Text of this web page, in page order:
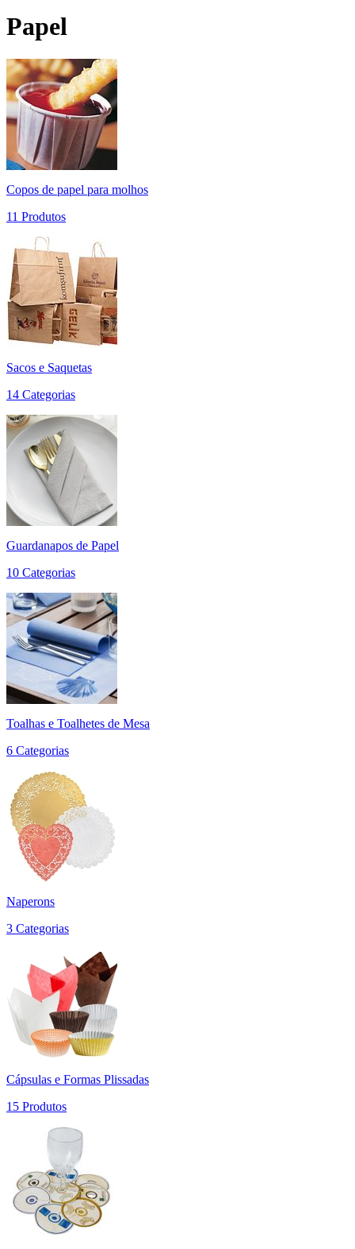
Papel
Copos de papel para molhos
11 Produtos
Sacos e Saquetas
14 Categorias
Guardanapos de Papel
10 Categorias
Toalhas e Toalhetes de Mesa
6 Categorias
Naperons
3 Categorias
Cápsulas e Formas Plissadas
15 Produtos